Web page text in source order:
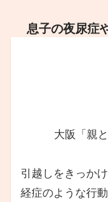
息子の夜尿症
大阪「親
引越しをきっか
経症のような行